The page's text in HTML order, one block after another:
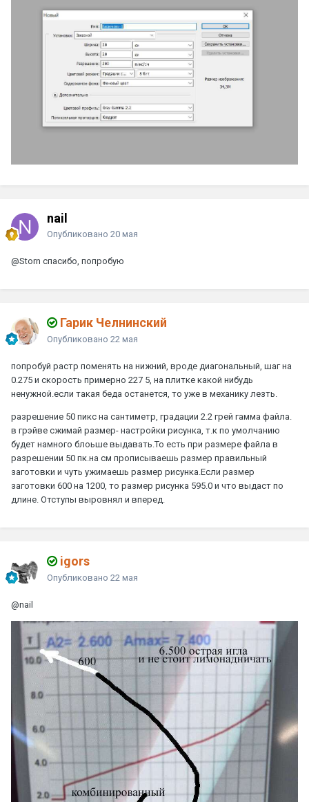
nail
Опубликовано 20 мая
@Storn спасибо, попробую
Гарик Челнинский
Опубликовано 22 мая
попробуй растр поменять на нижний, вроде диагональный, шаг на
0.275 и скорость примерно 227 5, на плитке какой нибудь
ненужной.если такая беда останется, то уже в механику лезть.
разрешение 50 пикс на сантиметр, градации 2.2 грей гамма файла.
в грэйве сжимай размер- настройки рисунка, т.к по умолчанию
будет намного блоьше выдавать.То есть при размере файла в
разрешении 50 пк.на см прописываешь размер правильный
заготовки и чуть ужимаешь размер рисунка.Если размер
заготовки 600 на 1200, то размер рисунка 595.0 и что выдаст по
длине. Отступы выровнял и вперед.
igors
Опубликовано 22 мая
@nail